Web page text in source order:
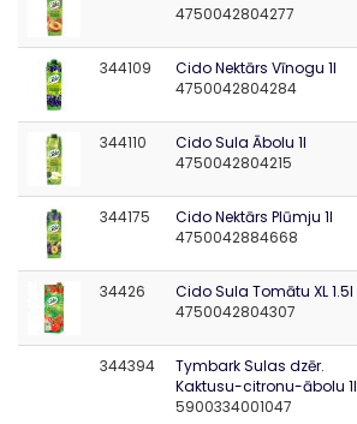
4750042804277
344109
Cido Nektārs Vīnogu 1l
4750042804284
344110
Cido Sula Ābolu 1l
4750042804215
344175
Cido Nektārs Plūmju 1l
4750042884668
34426
Cido Sula Tomātu XL 1.5l
4750042804307
344394
Tymbark Sulas dzēr.
Kaktusu-citronu-ābolu 1l
5900334001047